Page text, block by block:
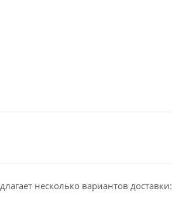
несколько вариантов доставки: